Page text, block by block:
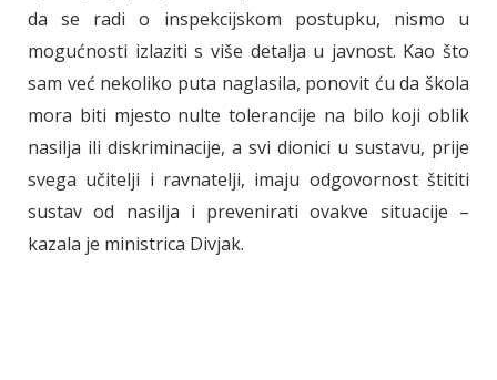
da se radi o inspekcijskom postupku, nismo u
mogućnosti izlaziti s više detalja u javnost. Kao što
sam već nekoliko puta naglasila, ponovit ću da škola
mora biti mjesto nulte tolerancije na bilo koji oblik
nasilja ili diskriminacije, a svi dionici u sustavu, prije
svega učitelji i ravnatelji, imaju odgovornost štititi
sustav od nasilja i prevenirati ovakve situacije –
kazala je ministrica Divjak.